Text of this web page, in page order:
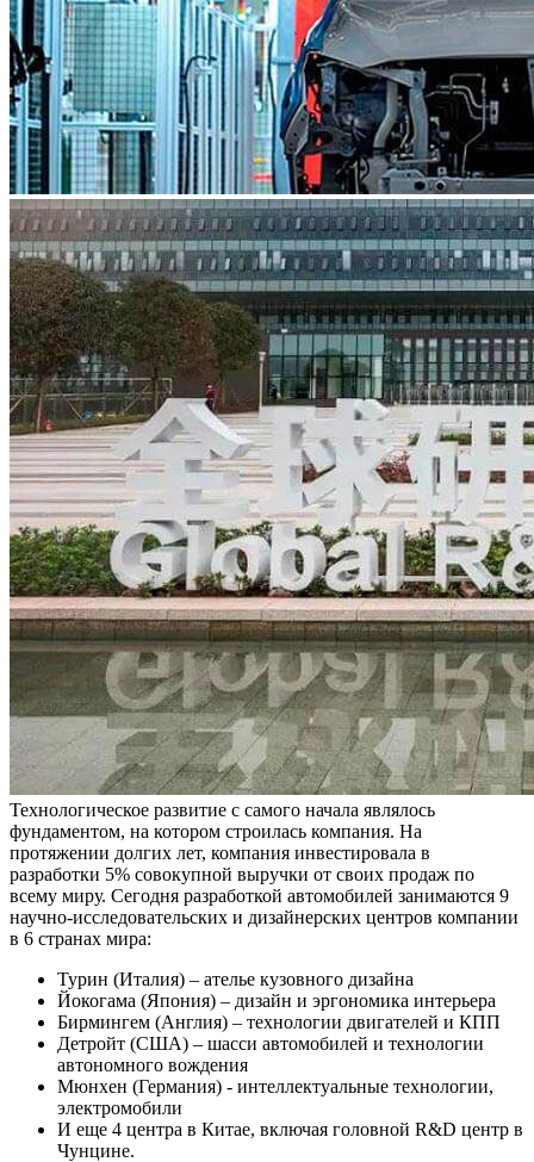
Технологическое развитие с самого начала являлось
фундаментом, на котором строилась компания. На
протяжении долгих лет, компания инвестировала в
разработки 5% совокупной выручки от своих продаж по
всему миру. Сегодня разработкой автомобилей занимаются 9
научно-исследовательских и дизайнерских центров компании
в 6 странах мира:
Турин (Италия) – ателье кузовного дизайна
Йокогама (Япония) – дизайн и эргономика интерьера
Бирмингем (Англия) – технологии двигателей и КПП
Детройт (США) – шасси автомобилей и технологии
автономного вождения
Мюнхен (Германия) - интеллектуальные технологии,
электромобили
И еще 4 центра в Китае, включая головной R&D центр в
Чунцине.